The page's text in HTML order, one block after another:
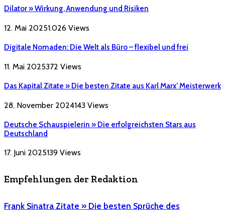
Dilator » Wirkung, Anwendung und Risiken
12. Mai 20251.026 Views
Digitale Nomaden: Die Welt als Büro – flexibel und frei
11. Mai 2025372 Views
Das Kapital Zitate » Die besten Zitate aus Karl Marx’ Meisterwerk
28. November 2024143 Views
Deutsche Schauspielerin » Die erfolgreichsten Stars aus
Deutschland
17. Juni 2025139 Views
Empfehlungen der Redaktion
Frank Sinatra Zitate » Die besten Sprüche des